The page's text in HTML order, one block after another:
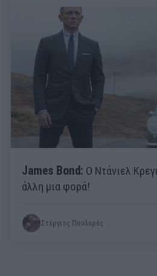
James Bond: Ο Ντάνιελ
άλλη μια φορά!
Στέργιος Πουλερές